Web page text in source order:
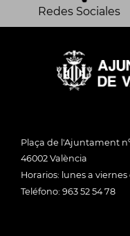
Redes Sociales
Plaça de l'Ajuntament nº
46002 València
Horarios: lunes a viernes
Teléfono: 963 52 54 78